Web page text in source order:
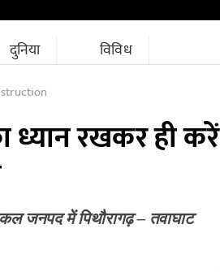
दुनिया विविध
रखकर ही करें
जनपद में पिथौरागढ़ – तवाघाट